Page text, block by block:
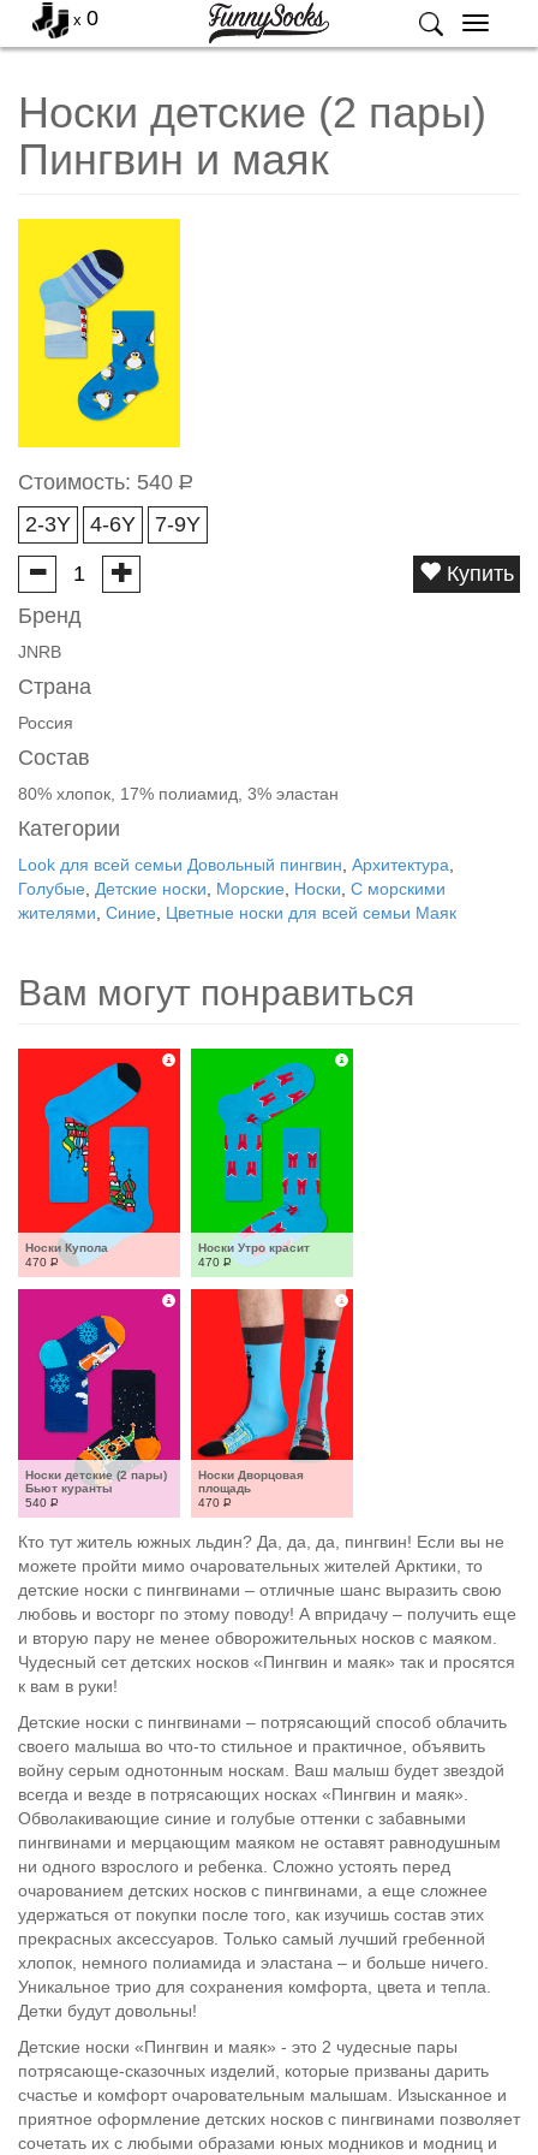
Меню
x 0
Носки детские (2 пары)
Пингвин и маяк
Стоимость: 540 Р
2-3Y
4-6Y 7-9Y
Купить
Бренд
JNRB
Страна
Россия
Состав
80% хлопок, 17% полиамид, 3% эластан
Категории
Look для всей семьи Довольный пингвин Архитектура
Голубые
Детские носки Морские Носки С морскими
жителями Синие Цветные носки для всей семьи Маяк
Вам могут понравиться
Носки Купола
470 Р
Носки Утро красит
470 Р
Носки детские (2 пары)
Бьют куранты
540 Р
Носки Дворцовая
площадь
470 Р
Кто тут житель южных льдин? Да, да, да, пингвин! Если вы не
можете пройти мимо очаровательных жителей Арктики, то
детские носки с пингвинами – отличные шанс выразить свою
любовь и восторг по этому поводу! А впридачу – получить еще
и вторую пару не менее обворожительных носков с маяком.
Чудесный сет детских носков «Пингвин и маяк» так и просятся
к вам в руки!
Детские носки с пингвинами – потрясающий способ облачить
своего малыша во что-то стильное и практичное, объявить
войну серым однотонным носкам. Ваш малыш будет звездой
всегда и везде в потрясающих носках «Пингвин и маяк».
Обволакивающие синие и голубые оттенки с забавными
пингвинами и мерцающим маяком не оставят равнодушным
ни одного взрослого и ребенка. Сложно устоять перед
очарованием детских носков с пингвинами, а еще сложнее
удержаться от покупки после того, как изучишь состав этих
прекрасных аксессуаров. Только самый лучший гребенной
хлопок, немного полиамида и эластана – и больше ничего.
Уникальное трио для сохранения комфорта, цвета и тепла.
Детки будут довольны!
Детские носки «Пингвин и маяк» - это 2 чудесные пары
потрясающе-сказочных изделий, которые призваны дарить
счастье и комфорт очаровательным малышам. Изысканное и
приятное оформление детских носков с пингвинами позволяет
сочетать их с любыми образами юных модников и модниц и